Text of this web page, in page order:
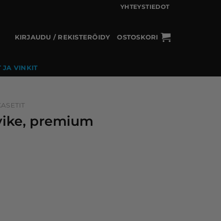
YHTEYSTIEDOT
KIRJAUDU / REKISTERÖIDY OSTOSKORI
JA VINKIT
premium